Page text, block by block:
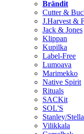
Brändit
Cutter &
J.Harvest &
Jack & Jones
Klippan
Kupilka
Label-Free
Lumoava
Marimekko
Native Spirit
Rituals
SACKit
SOL'S
Stanley/Stella
Vilikkala